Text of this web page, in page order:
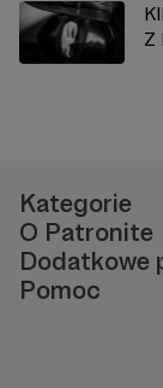
Z
Kategorie
O Patronite
Dodatkowe
Pomoc